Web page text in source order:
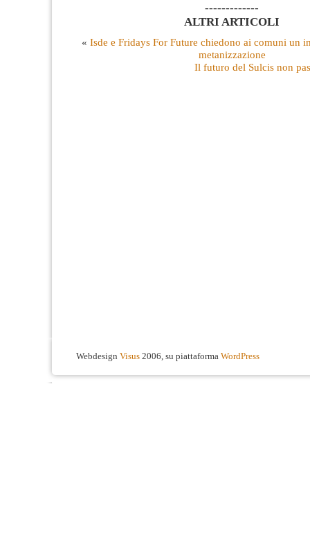
-------------
ALTRI ARTICOLI
« Isde e Fridays For Future chiedono ai comuni un
metanizzazione
Il futuro del Sulcis non
Webdesign Visus 2006, su piattaforma WordPress